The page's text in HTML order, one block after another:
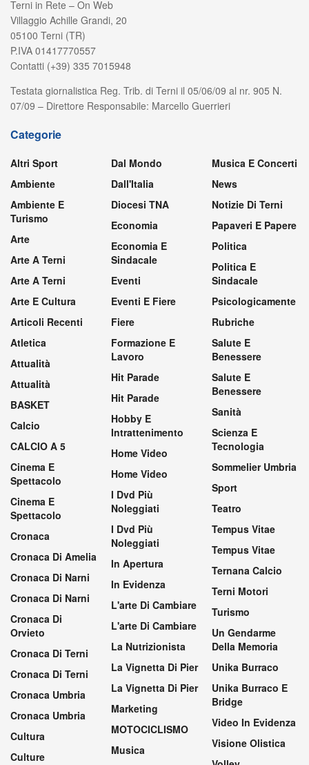
Terni in Rete – On Web
Villaggio Achille Grandi, 20
05100 Terni (TR)
P.IVA 01417770557
Contatti (+39) 335 7015948
Testata giornalistica Reg. Trib. di Terni il 05/06/09 al nr. 905 N.
07/09 – Direttore Responsabile: Marcello Guerrieri
Categorie
Altri Sport
Ambiente
Ambiente E
Turismo
Arte
Arte A Terni
Arte A Terni
Arte E Cultura
Articoli Recenti
Atletica
Attualità
Attualità
BASKET
Calcio
CALCIO A 5
Cinema E
Spettacolo
Cinema E
Spettacolo
Cronaca
Cronaca Di Amelia
Cronaca Di Narni
Cronaca Di Narni
Cronaca Di
Orvieto
Cronaca Di Terni
Cronaca Di Terni
Cronaca Umbria
Cronaca Umbria
Cultura
Culture
Dal Mondo
Dall'Italia
Diocesi TNA
Economia
Economia E
Sindacale
Eventi
Eventi E Fiere
Fiere
Formazione E
Lavoro
Hit Parade
Hit Parade
Hobby E
Intrattenimento
Home Video
Home Video
I Dvd Più
Noleggiati
I Dvd Più
Noleggiati
In Apertura
In Evidenza
L'arte Di Cambiare
L'arte Di Cambiare
La Nutrizionista
La Vignetta Di Pier
La Vignetta Di Pier
Marketing
MOTOCICLISMO
Musica
Musica E Concerti
News
Notizie Di Terni
Papaveri E Papere
Politica
Politica E
Sindacale
Psicologicamente
Rubriche
Salute E
Benessere
Salute E
Benessere
Sanità
Scienza E
Tecnologia
Sommelier Umbria
Sport
Teatro
Tempus Vitae
Tempus Vitae
Ternana Calcio
Terni Motori
Turismo
Un Gendarme
Della Memoria
Unika Burraco
Unika Burraco E
Bridge
Video In Evidenza
Visione Olistica